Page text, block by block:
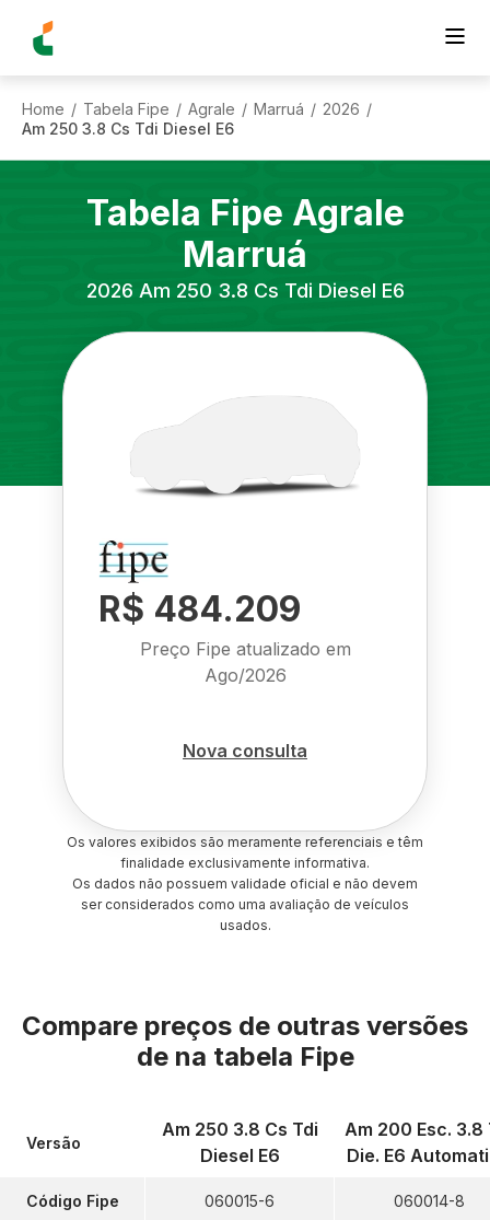
Home / Tabela Fipe / Agrale / Marruá / 2026 /
Am 250 3.8 Cs Tdi Diesel E6
Tabela Fipe Agrale
Marruá
2026 Am 250 3.8 Cs Tdi Diesel E6
R$ 484.209
Preço Fipe atualizado em
Ago/2026
Nova consulta
Os valores exibidos são meramente referenciais e têm
finalidade exclusivamente informativa.
Os dados não possuem validade oficial e não devem
ser considerados como uma avaliação de veículos
usados.
Compare preços de outras versões
de na tabela Fipe
Versão
Código Fipe
Am 250 3.8 Cs Tdi
Diesel E6
060015-6
Am 200 Esc. 3.8
Die. E6
060014-8